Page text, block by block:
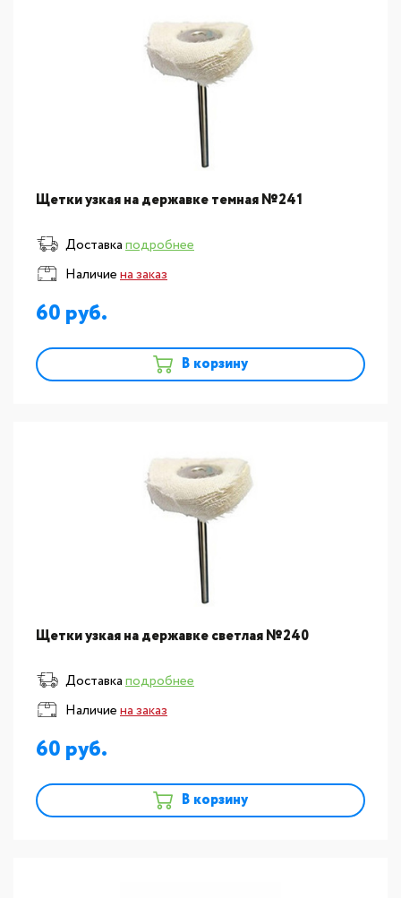
Щетки узкая на державке темная №241
Доставкаподробнее
Наличиена заказ
60
В корзину
Щетки узкая на державке светлая №240
Доставкаподробнее
Наличиена заказ
60
В корзину